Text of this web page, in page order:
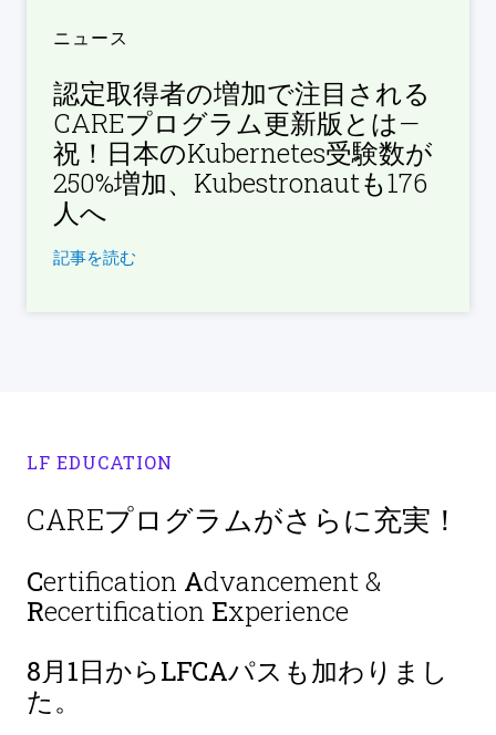
ニュース
認定取得者の増加で注目される
CAREプログラム更新版とは—
祝！日本のKubernetes受験数が
250%増加、Kubestronautも176
人へ
記事を読む
LF EDUCATION
CAREプログラムがさらに充実！
Certification Advancement &
Recertification Experience
8月1日からLFCAパスも加わりまし
た。